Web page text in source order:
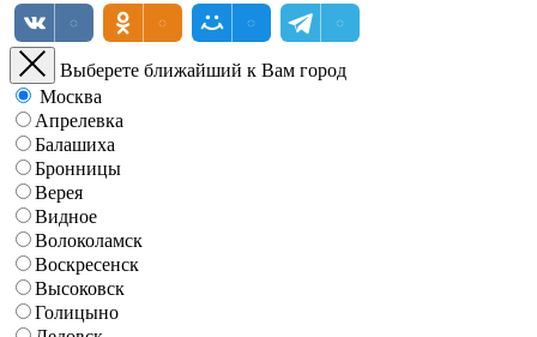
Выберете ближайший к Вам город
Москва
Апрелевка
Балашиха
Бронницы
Верея
Видное
Волоколамск
Воскресенск
Высоковск
Голицыно